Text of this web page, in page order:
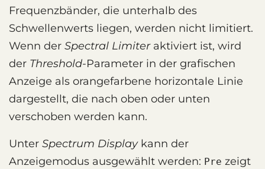
Frequenzbänder, die unterhalb des
Schwellenwerts liegen, werden nicht limitiert.
Wenn der Spectral Limiteraktiviert ist, wird
der Threshold-Parameter in der grafischen
Anzeige als orangefarbene horizontale Linie
dargestellt, die nach oben oder unten
verschoben werden kann.
Unter Spectrum Displaykann der
Anzeigemodus ausgewählt werden: Pre zeigt